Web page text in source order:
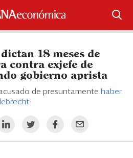
18 meses de
contra exjefe de
gobierno aprista
de presuntamente haber